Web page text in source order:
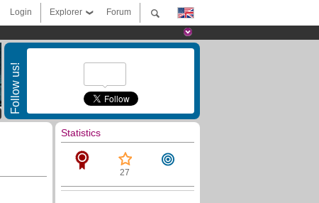
Forum
Explorer
Login
Follow us!
Statistics
27